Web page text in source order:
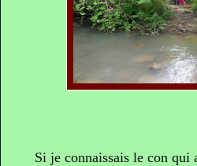
Si je connaissais le con